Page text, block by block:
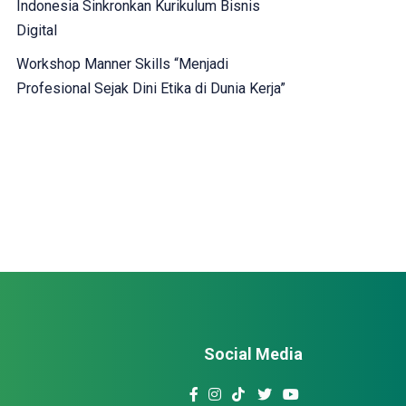
Indonesia Sinkronkan Kurikulum Bisnis
Digital
Workshop Manner Skills “Menjadi
Profesional Sejak Dini Etika di Dunia Kerja”
Social Media